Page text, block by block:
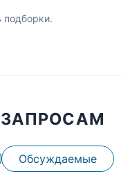
подборки.
Обсуждаемые